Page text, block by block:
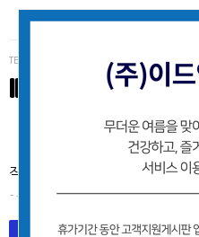
TEL (062)223-3234
IDM (주)이드엠 고객
작업처리는 접수된 순서로 처
- 유지보수팀
작업요청등록